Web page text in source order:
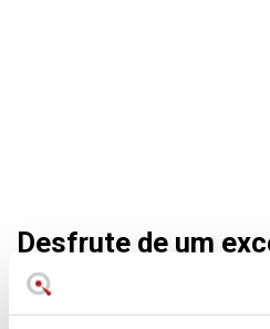
Desfrute de um
casa
A cafeteira Bialetti Moka